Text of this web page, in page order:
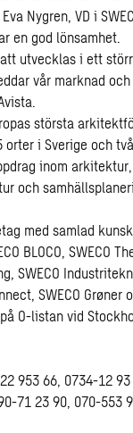
Nygren, VD i
en god lönsamhet.
att utvecklas i ett
vår marknad
största
i Sverige och
inom arkitektur,
och
med samlad
BLOCO, SWECO
SWECO
SWECO Grøner
O-listan vid
953 66, 0734-12
71 23 90, 070-553